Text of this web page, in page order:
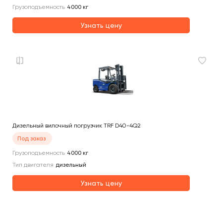
Грузоподъемность 4000 кг
Узнать цену
Дизельный вилочный погрузчик TRF D40-4Q2
Под заказ
Грузоподъемность 4000 кг
Тип двигателя дизельный
Узнать цену